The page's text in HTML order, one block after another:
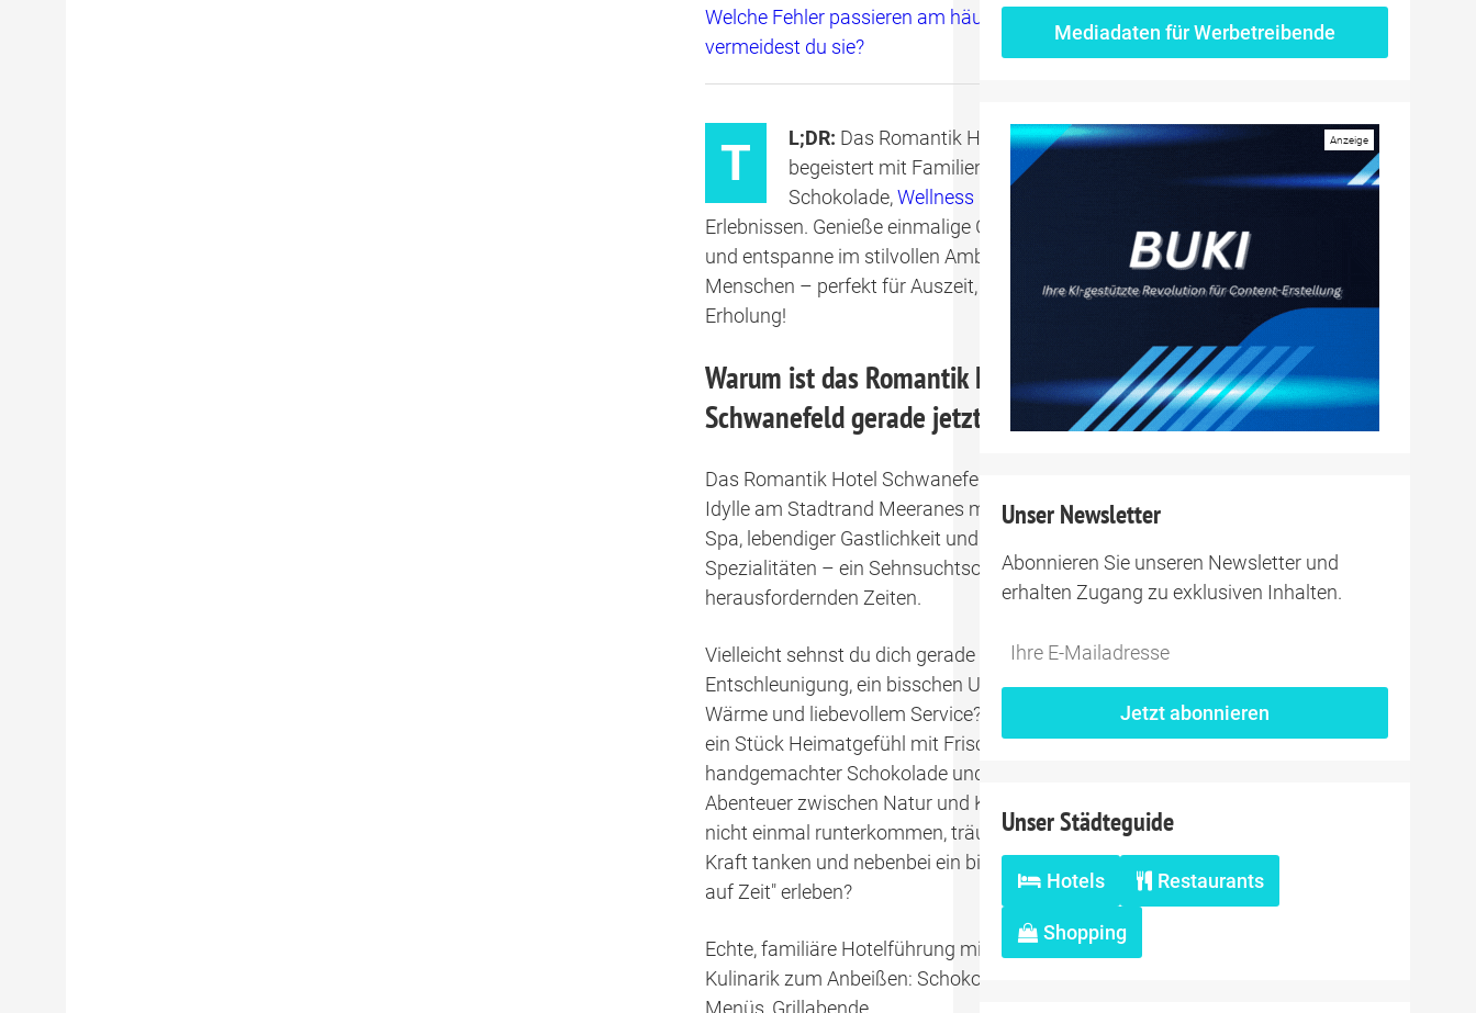
Welche Fehler passieren am häufigsten – und wie
vermeidest du sie?
T L;DR: Das Romantik Hotel Schwanefeld
begeistert mit Familiengefühl, feiner
Schokolade,Wellness
Erlebnissen. Genieße einmalige Genussmomente
und entspanne im stilvollen Ambiente mit echten
Menschen – perfekt für Auszeit, Feiern oder aktive
Erholung!
Warum ist das Romantik Hotel
Schwanefeld gerade jetzt so wichtig?
Das Romantik Hotel Schwanefeld vereint stilvolle
Idylle am Stadtrand Meeranes mit echtem Genuss,
Spa, lebendiger Gastlichkeit und regionalen
Spezialitäten – ein Sehnsuchtsort in
herausfordernden Zeiten.
Vielleicht sehnst du dich gerade nach
Entschleunigung, ein bisschen Unbeschwertheit,
Wärme und liebevollem Service? Schwanefeld ist
ein Stück Heimatgefühl mit Frischluftfaktor,
handgemachter Schokolade und einer Prise
Abenteuer zwischen Natur und Kultur. Wer will
nicht einmal runterkommen, träumen, schlemmen,
Kraft tanken und nebenbei ein bisschen "Zuhause
auf Zeit" erleben?
Echte, familiäre Hotelführung mit Herz
Kulinarik zum Anbeißen: Schokolade, regionale
Menüs, Grillabende
Mediadaten für Werbetreibende
Unser Newsletter
Abonnieren Sie unseren Newsletter und
erhalten Zugang zu exklusiven Inhalten.
Do
this
*Ihre
Jetzt abonnieren
Unser Städteguide
Hotels Restaurants
Shopping